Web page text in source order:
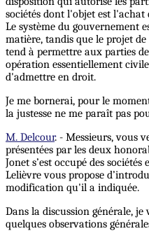
sociétés dont l'objet est l'achat
Le système du gouvernement
matière, tandis que le projet
tend à permettre aux parties
opération essentiellement
d'admettre en droit.
Je me bornerai, pour le
la justesse ne me paraît pas
M. Delcour. - Messieurs, vous
présentées par les deux
Jonet s’est occupé des
Lelièvre vous propose
modification qu'il a indiquée.
Dans la discussion générale,
quelques observations